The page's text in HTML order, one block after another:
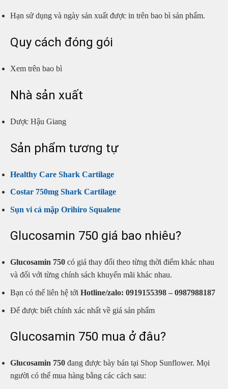
Hạn sử dụng và ngày sản xuất được in trên bao bì sản phẩm.
Quy cách đóng gói
Xem trên bao bì
Nhà sản xuất
Dược Hậu Giang
Sản phẩm tương tự
Healthy Care Shark Cartilage
Costar 750mg Shark Cartilage
Sụn vi cá mập Orihiro Squalene
Glucosamin 750 giá bao nhiêu?
Glucosamin 750 có giá thay đổi theo từng thời điểm khác nhau
và đối với từng chính sách khuyến mãi khác nhau.
Bạn có thể liên hệ tới Hotline/zalo: 0919155398 – 0987988187
Để được biết chính xác nhất về giá sản phẩm
Glucosamin 750 mua ở đâu?
Glucosamin 750 đang được bày bán tại Shop Sunflower. Mọi
người có thể mua hàng bằng các cách sau: